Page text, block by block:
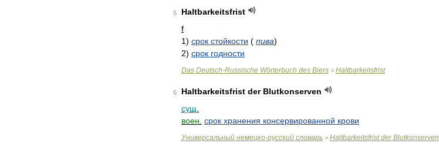
5
Haltbarkeitsfrist
f
1) срок стойкости ( пива)
2) срок годности
Das Deutsch-Russische Wörterbuch des Biers > Haltbarkeitsfrist
6 Haltbarkeitsfrist der Blutkonserven
сущ
воен срок хранения консервированной крови
Универсальный немецко-русский словарь > Haltbarkeitsfrist der Blutkonserven